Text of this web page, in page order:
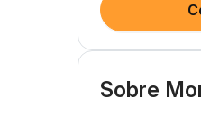
Sobre